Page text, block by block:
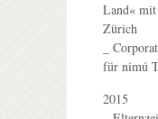
Land«
Zürich
_
für nimú
2015